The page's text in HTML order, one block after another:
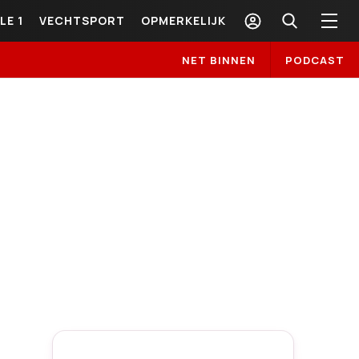
1 VECHTSPORT OPMERKELIJK
NET BINNEN PODCAST